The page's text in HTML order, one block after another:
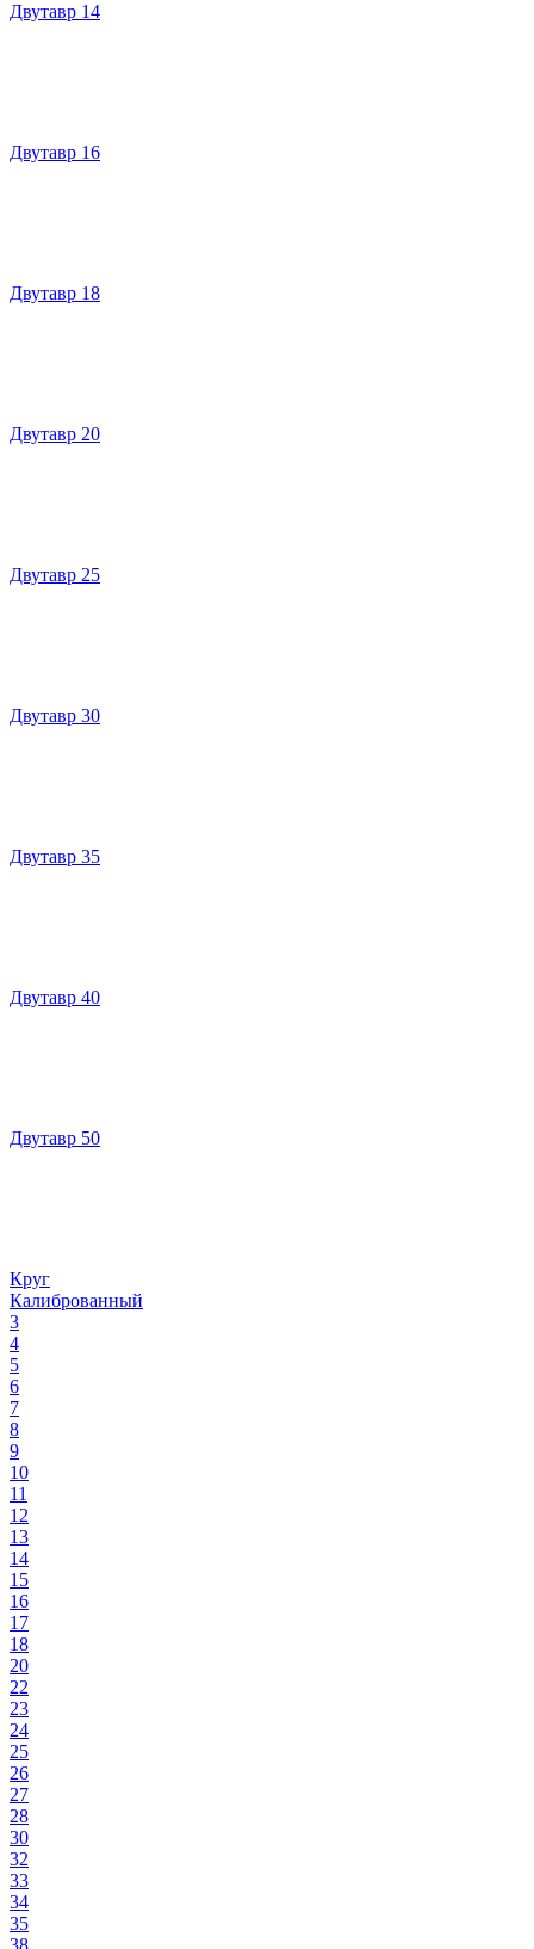
Двутавр 14
Двутавр 16
Двутавр 18
Двутавр 20
Двутавр 25
Двутавр 30
Двутавр 35
Двутавр 40
Двутавр 50
Круг
Калиброванный
3
4
5
6
7
8
9
10
11
12
13
14
15
16
17
18
20
22
23
24
25
26
27
28
30
32
33
34
35
38